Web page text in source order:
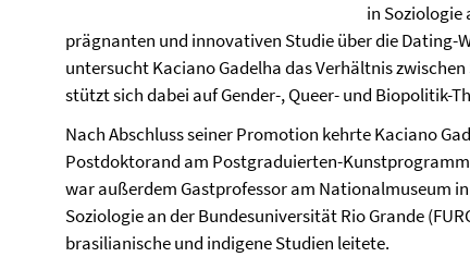
in Soziologie
prägnanten und innovativen Studie über die Dating-
untersucht Kaciano Gadelha das Verhältnis
stützt sich dabei auf Gender-, Queer- und Biopolitik-
Nach Abschluss seiner Promotion kehrte Kaciano
Postdoktorand am Postgraduierten-
war außerdem Gastprofessor am Nationalmuseum
Soziologie an der Bundesuniversität Rio Grande
brasilianische und indigene Studien leitete.